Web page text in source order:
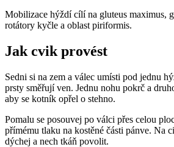
Mobilizace hýždí cílí na gluteus maximus,
rotátory kyčle a oblast piriformis.
Jak cvik provést
Sedni si na zem a válec umísti pod jednu
prsty směřují ven. Jednu nohu pokrč a
aby se kotník opřel o stehno.
Pomalu se posouvej po válci přes celou
přímému tlaku na kostěné části pánve. Na
dýchej a nech tkáň povolit.